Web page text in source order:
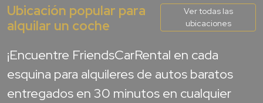
Ubicación popular para
alquilar un coche
Ver todas las
ubicaciones
¡Encuentre FriendsCarRental en cada
esquina para alquileres de autos baratos
entregados en 30 minutos en cualquier